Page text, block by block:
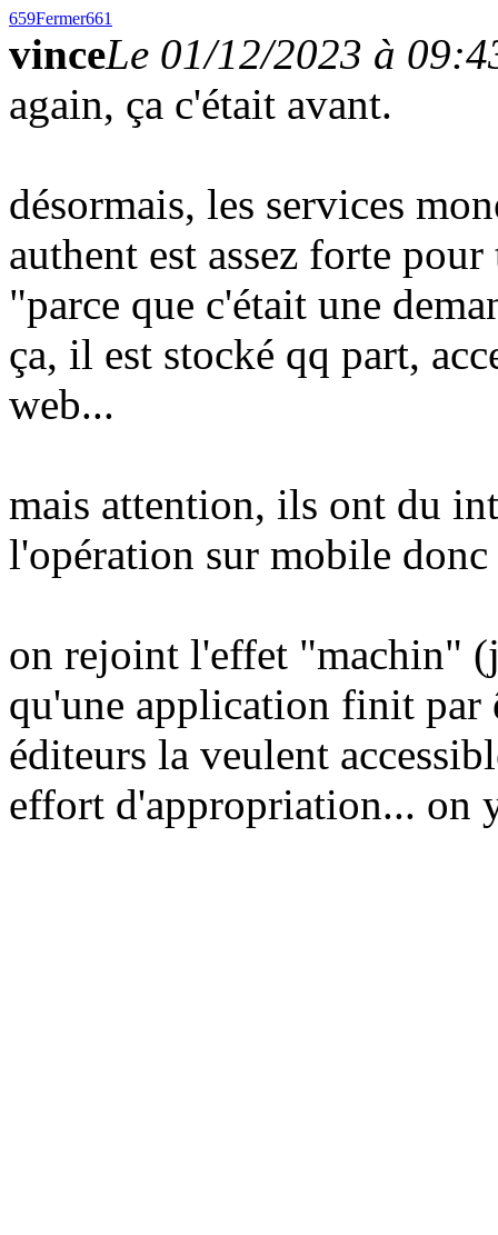
659Fermer661
vinceLe 01/12/2023 à
again, ça c'était avant.
désormais, les services
authent est assez forte
"parce que c'était une
ça, il est stocké qq part,
web...
mais attention, ils ont du
l'opération sur mobile
on rejoint l'effet "machin"
qu'une application finit par
éditeurs la veulent
effort d'appropriation... on